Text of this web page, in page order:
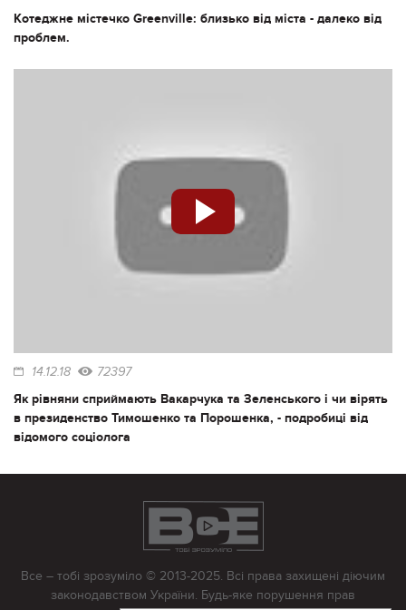
Котеджне містечко Greenville: близько від міста - далеко від
проблем.
14.12.18 72397
Як рівняни сприймають Вакарчука та Зеленського і чи вірять
в президенство Тимошенко та Порошенка, - подробиці від
відомого соціолога
Все – тобі зрозуміло © 2013-2025. Всі права захищені діючим
законодавством України. Будь-яке порушення прав